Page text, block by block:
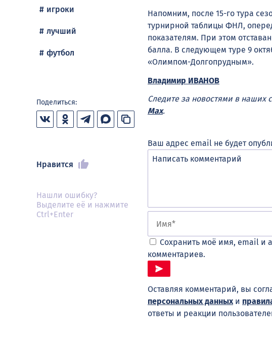
игроки
лучший
футбол
Поделиться:
Нравится
Нашли ошибку?
Выделите её и нажмите
Ctrl+Enter
Напомним, после 15-го тура
турнирной таблицы ФНЛ,
показателям. При этом
балла. В следующем туре 9
«Олимпом-Долгопрудным».
Владимир ИВАНОВ
Следите за новостями в наших
Max.
Ваш адрес email не будет
Сохранить моё имя, email и
комментариев.
Оставляя комментарий, вы
персональных данныхи
ответы и реакции